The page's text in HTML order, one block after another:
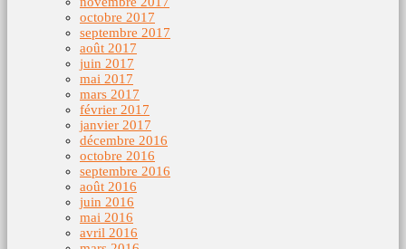
octobre 2017
septembre 2017
août 2017
juin 2017
mai 2017
mars 2017
février 2017
janvier 2017
décembre 2016
octobre 2016
septembre 2016
août 2016
juin 2016
mai 2016
avril 2016